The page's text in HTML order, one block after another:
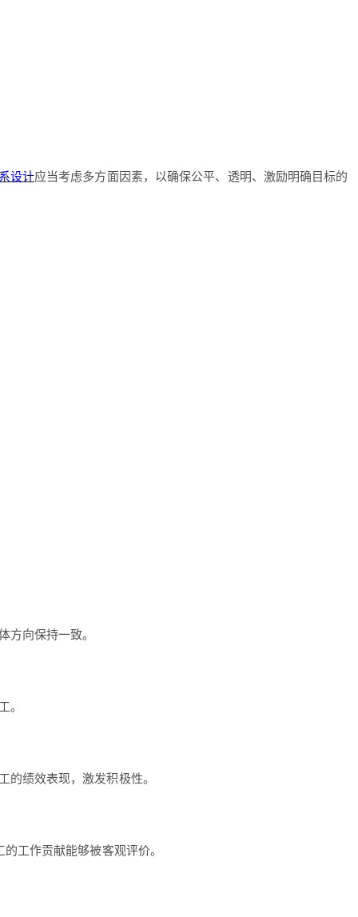
设计应当考虑多方面因素，以确保公平、透明、激励明确目标的
方向保持一致。
。
绩效表现，激发积极性。
工作贡献能够被客观评价。